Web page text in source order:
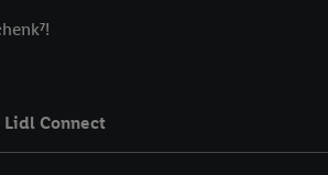
Lidl Connect
und einer
Kennung
zu erfassen.
Dritten betrieben
speziell zur